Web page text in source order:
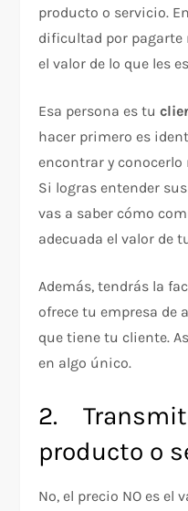
producto o servicio.
dificultad por pagarte
el valor de lo que les
Esa persona es tu
hacer primero es
encontrar y
Si logras entender
vas a saber cómo
adecuada el valor de
Además, tendrás la
ofrece tu empresa de
que tiene tu cliente.
en algo único.
2.
producto o
No, el precio NO es el